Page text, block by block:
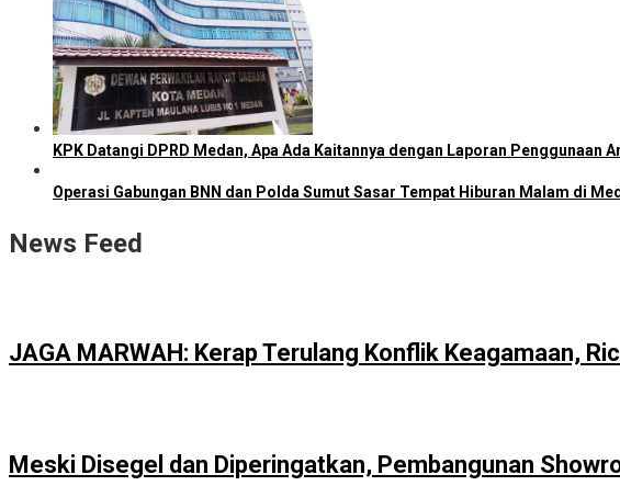
KPK Datangi DPRD Medan, Apa Ada Kaitannya dengan Laporan Penggunaan
Operasi Gabungan BNN dan Polda Sumut Sasar Tempat Hiburan Malam di
News Feed
JAGA MARWAH: Kerap Terulang Konflik Keagamaan,
Meski Disegel dan Diperingatkan, Pembangunan